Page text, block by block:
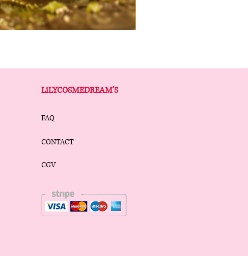
LiLYCOSMEDREAM'S
FAQ
CONTACT
CGV